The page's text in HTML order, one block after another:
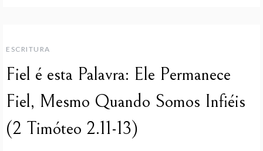
ESCRITURA
Fiel é esta Palavra: Ele Permanece
Fiel, Mesmo Quando Somos Infiéis
(2 Timóteo 2.11-13)